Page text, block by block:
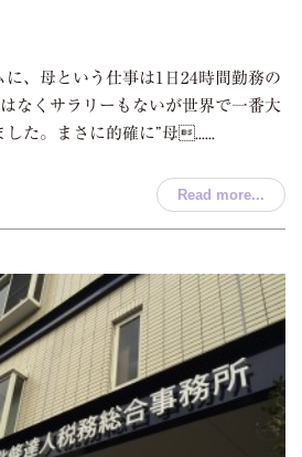
、母という仕事は1日24時間勤務の
なくサラリーもないが世界で一番大
た。まさに的確に”母......
Read more...